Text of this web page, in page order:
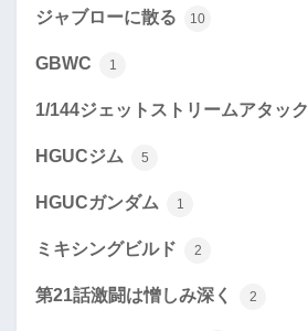
ジャブローに散る 10
GBWC 1
1/144ジェットストリームアタック
HGUCジム 5
HGUCガンダム 1
ミキシングビルド 2
第21話激闘は憎しみ深く 2